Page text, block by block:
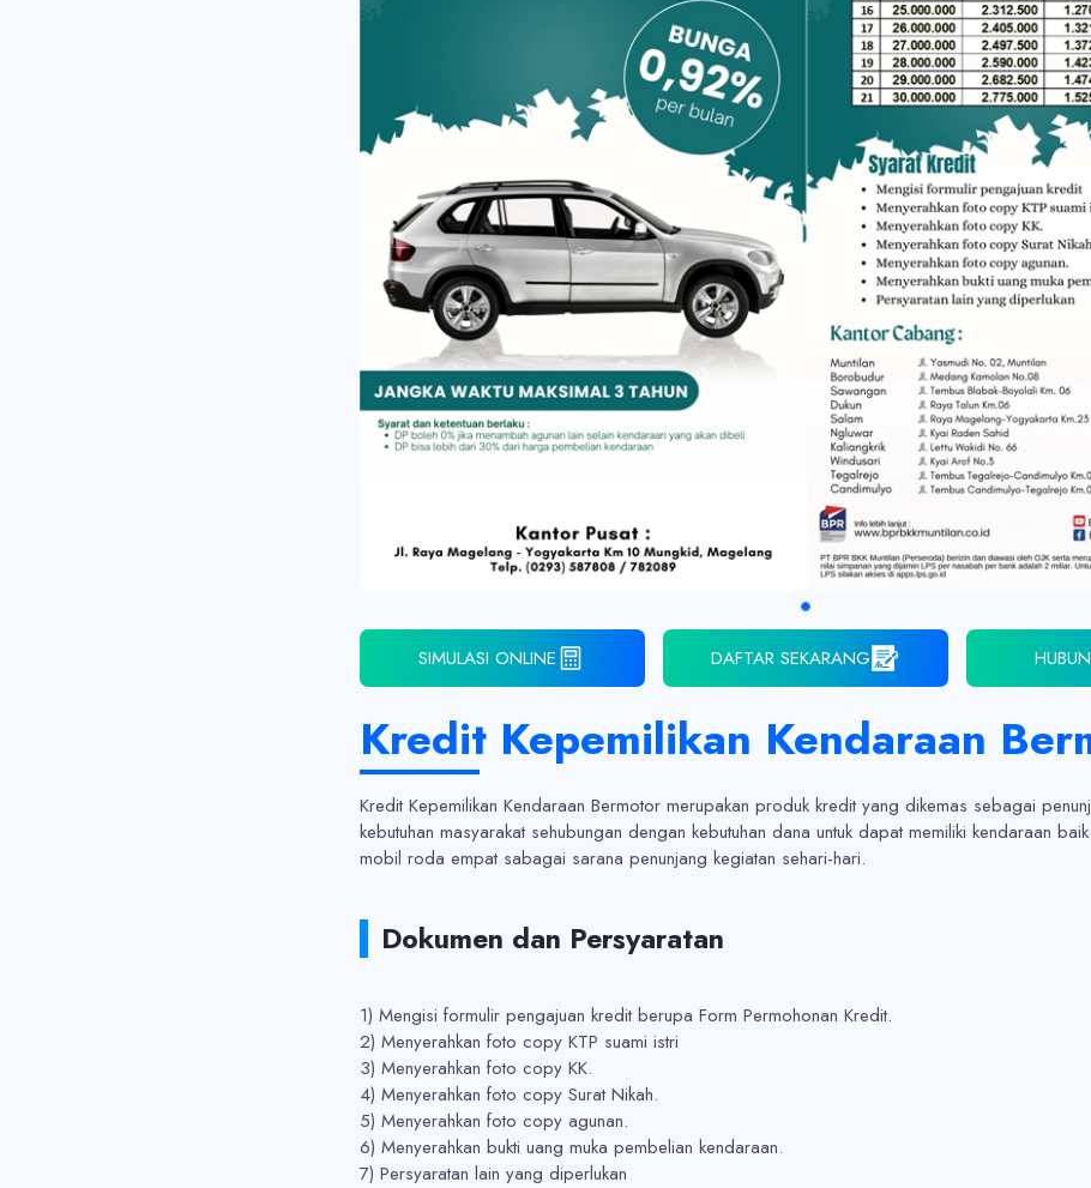
SIMULASI ONLINE DAFTAR SEKARANG
Kredit Kepemilikan Kendaraan
Kredit Kepemilikan Kendaraan Bermotor merupakan produk kredit yang dikemas sebagai
kebutuhan masyarakat sehubungan dengan kebutuhan dana untuk dapat memiliki kendaraan
mobil roda empat sabagai sarana penunjang kegiatan sehari-hari.
Dokumen dan Persyaratan
1) Mengisi formulir pengajuan kredit berupa Form Permohonan Kredit.
2) Menyerahkan foto copy KTP suami istri
3) Menyerahkan foto copy KK.
4) Menyerahkan foto copy Surat Nikah.
5) Menyerahkan foto copy agunan.
6) Menyerahkan bukti uang muka pembelian kendaraan.
7) Persyaratan lain yang diperlukan